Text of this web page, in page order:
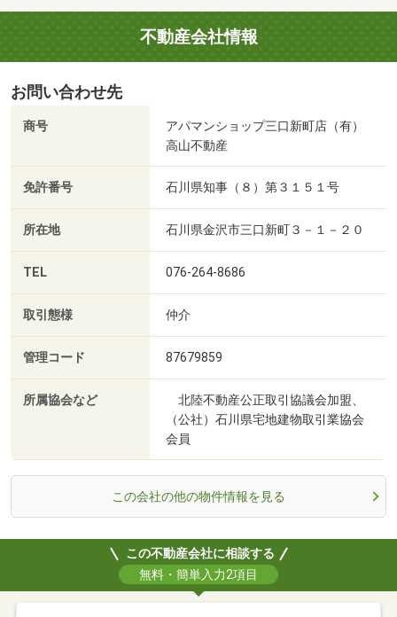
不動産会社情報
お問い合わせ先
商号
アパマンショップ三口新町店（有）
高山不動産
免許番号 石川県知事（８）第３１５１号
所在地 石川県金沢市三口新町３－１－２０
TEL 076-264-8686
取引態様 仲介
管理コード 87679859
所属協会など
北陸不動産公正取引協議会加盟、
（公社）石川県宅地建物取引業協会
会員
この会社の他の物件情報を見る
この不動産会社に相談する
無料・簡単入力2項目